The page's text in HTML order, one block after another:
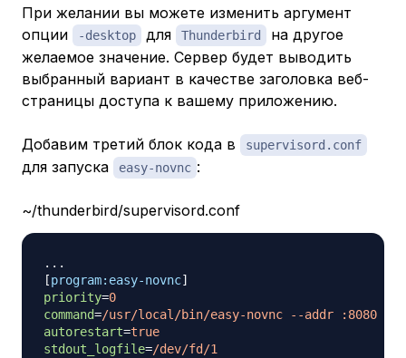
При желании вы можете изменить аргумент
опции
-desktop для Thunderbird
на другое
желаемое значение. Сервер будет выводить
выбранный вариант в качестве заголовка веб-
страницы доступа к вашему приложению.
Добавим третий блок кода в supervisord.conf
для запуска easy-novnc :
~/thunderbird/supervisord.conf
[program:easy-novnc]
priority=0
command=/usr/local/bin/easy-novnc --addr :8080 --
autorestart=true
stdout_logfile=/dev/fd/1